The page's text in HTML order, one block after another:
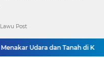
Menakar Udara dan Tanah di
Post